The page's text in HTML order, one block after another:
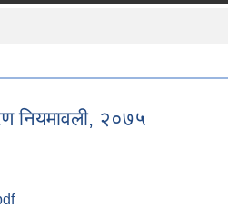
नियमावली, २०७५